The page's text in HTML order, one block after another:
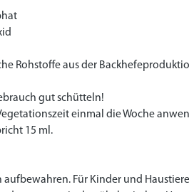
Rohstoffe aus der
gut schütteln!
einmal die Woche
15 ml.
aufbewahren. Für Kinder und